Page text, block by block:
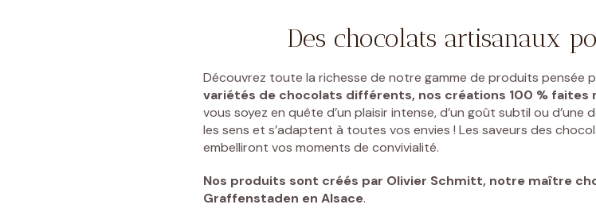
Des chocolats artisanaux
Découvrez toute la richesse de notre gamme de produits pensée
variétés de chocolats différents, nos créations 100 %
vous soyez en quête d’un plaisir intense, d’un goût subtil ou
les sens et s’adaptent à toutes vos envies ! Les saveurs des
embelliront vos moments de convivialité.
Nos produits sont créés par Olivier Schmitt, notre maître
Graffenstaden en Alsace.